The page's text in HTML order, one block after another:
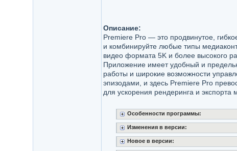
Описание:
Premiere Pro — это продвинутое,
и комбинируйте любые типы
видео формата 5K и более высокого
Приложение имеет удобный и
работы и широкие возможности
эпизодами, и здесь Premiere Pro
для ускорения рендеринга и экспорта
Особенности программы:
Изменения в версии:
Новое в версии: